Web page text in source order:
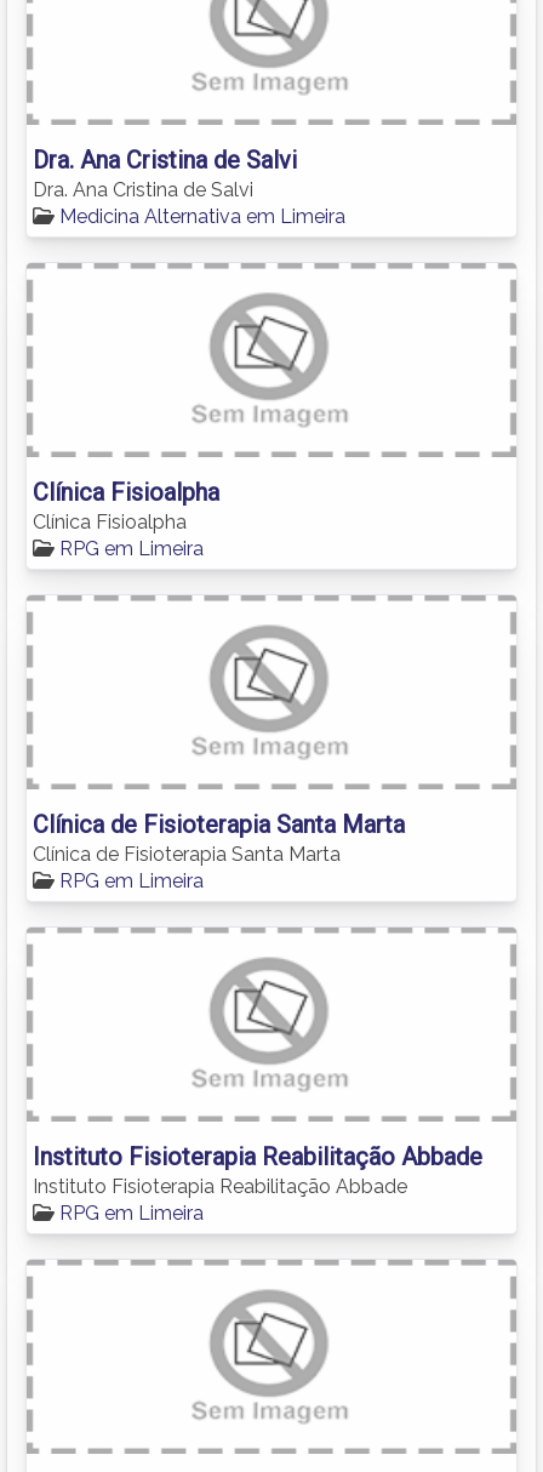
Dra. Ana Cristina de Salvi
Dra. Ana Cristina de Salvi
Medicina Alternativa em Limeira
Clínica Fisioalpha
Clínica Fisioalpha
RPG em Limeira
Clínica de Fisioterapia Santa Marta
Clínica de Fisioterapia Santa Marta
RPG em Limeira
Instituto Fisioterapia Reabilitação Abbade
Instituto Fisioterapia Reabilitação Abbade
RPG em Limeira